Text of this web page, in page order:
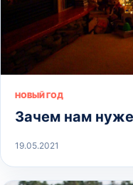
НОВЫЙ ГОД
Зачем нам
19.05.2021